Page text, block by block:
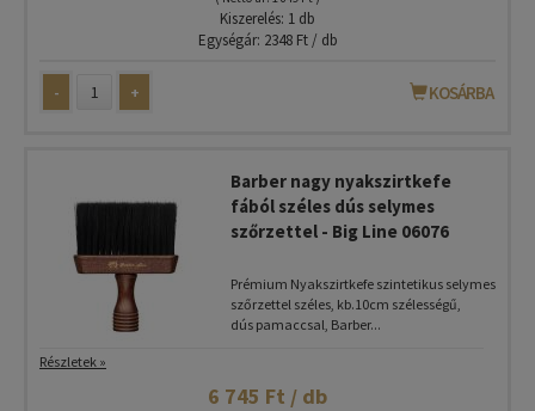
Kiszerelés: 1 db
Egységár: 2348 Ft / db
- + KOSÁRBA
Barber nagy nyakszirtkefe
fából széles dús selymes
szőrzettel - Big Line 06076
Prémium Nyakszirtkefe szintetikus selymes
szőrzettel széles, kb.10cm szélességű,
dús pamaccsal, Barber...
Részletek »
6 745 Ft / db